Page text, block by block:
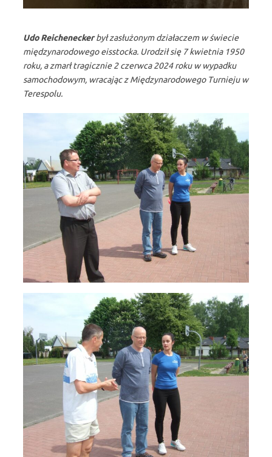
Udo Reicheneckerbył zasłużonym działaczem w świecie
międzynarodowego eisstocka. Urodził się 7 kwietnia 1950
roku, a zmarł tragicznie 2 czerwca 2024 roku w wypadku
samochodowym, wracając z Międzynarodowego Turnieju w
Terespolu.